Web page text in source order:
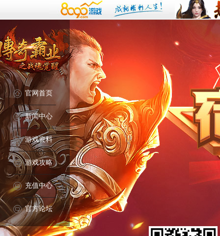
官网首页
新闻中心
游戏资料
游戏攻略
充值中心
官方论坛